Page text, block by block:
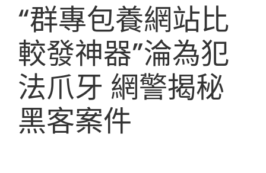
“群專包養網站比
較發神器”淪為犯
法爪牙 網警揭秘
黑客案件